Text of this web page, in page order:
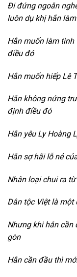
Đi đứng ngoằn
luôn dụ khị hắn
Hắn muốn làm tình
điều đó
Hắn muốn hiếp Lê
Hắn không nứng
định điều đó
Hắn yêu Ly Hoàng
Hắn sợ hãi lỗ nẻ
Nhân loại chui ra
Dân tộc Việt là
Nhưng khi hắn cần
gòn
Hắn cần đầu thì